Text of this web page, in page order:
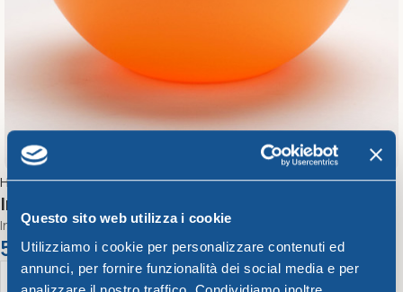
Questo sito web utilizza i cookie
Utilizziamo i cookie per personalizzare contenuti ed
annunci, per fornire funzionalità dei social media e per
Home Bahia
Insalatiera CM. 20 Bahia
Insalatiera Cm.20 Bahia
5,21€